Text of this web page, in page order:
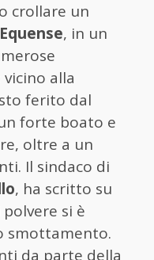
crollare un
, in un
alla
ferito dal
forte boato e
oltre a un
Il sindaco di
, ha scritto su
polvere si è
smottamento.
da parte della